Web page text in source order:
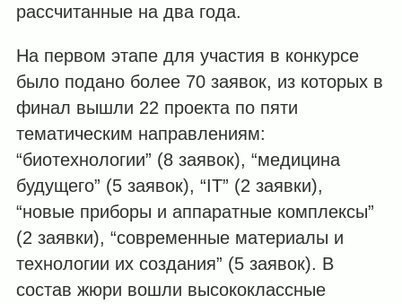
рассчитанные на два года.
На первом этапе для участия в конкурсе
было подано более 70 заявок, из которых в
финал вышли 22 проекта по пяти
тематическим направлениям:
“биотехнологии” (8 заявок), “медицина
будущего” (5 заявок), “IT” (2 заявки),
“новые приборы и аппаратные комплексы”
(2 заявки), “современные материалы и
технологии их создания” (5 заявок). В
состав жюри вошли высококлассные